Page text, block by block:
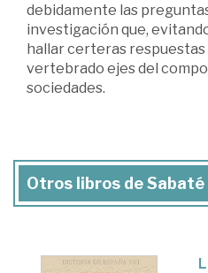
debidamente las
investigación que,
hallar certeras respuestas
vertebrado ejes del
sociedades.
Otros libros de Sabaté